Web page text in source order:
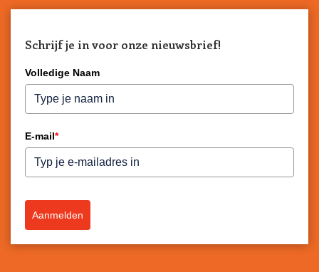
Schrijf je in voor onze nieuwsbrief!
Volledige Naam
E-mail*
Aanmelden